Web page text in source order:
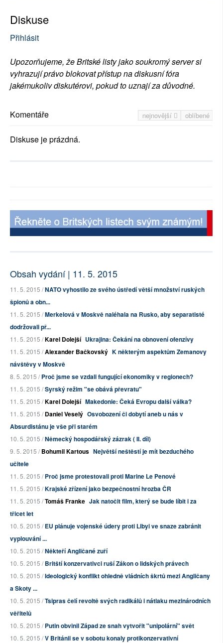
Diskuse
Přihlásit
Upozorňujeme, že Britské listy jako soukromý server si
vyhrazují právo blokovat přístup na diskusní fóra
jakémukoliv diskutérovi, pokud to uznají za důvodné.
nejnovější oblíbené
Komentáře
Diskuse je prázdná.
Obsah vydání | 11. 5. 2015
11. 5. 2015 /NATO vyhostilo ze svého ústředí větší množství ruských
špionů a obn...
11. 5. 2015 /Merkelová v Moskvě naléhala na Rusko, aby separatisté
dodržovali př...
11. 5. 2015 /Karel Dolejší Ukrajina: Čekání na obnovení ofenzívy
11. 5. 2015 /Alexander Bačkovský K některým aspektům Zemanovy
návštěvy v Moskvě
8. 5. 2015 /Proč jsme se vzdali fungující ekonomiky v regionech?
11. 5. 2015 /Syrský režim "se obává převratu"
11. 5. 2015 /Karel Dolejší Makedonie: Čeká Evropu další válka?
11. 5. 2015 /Daniel Veselý Osvobození či dobytí aneb u nás v
Absurdistánu je vše při starém
10. 5. 2015 /Německý hospodářský zázrak ( II. díl)
9. 5. 2015 /Bohumil Kartous Největší neštěstí je mít bezduchého
učitele
11. 5. 2015 /Proč jsme protestovali proti Marine Le Penové
11. 5. 2015 /Krajské zřízení jako bezpečnostní hrozba ČR
11. 5. 2015 /Tomáš Franke Jak natočit film, který se bude líbit i za
třicet let
10. 5. 2015 /EU plánuje vojenské údery proti Libyi ve snaze zabránit
vyplouvání ...
10. 5. 2015 /Někteří Angličané zuří
10. 5. 2015 /Britští konzervativci ruší Zákon o lidských právech
10. 5. 2015 /Ideologický konflikt ohledně vládních škrtů mezi Angličany
a Skoty ...
10. 5. 2015 /Tsipras čelí revoltě svých radikálů i nátlaku mezinárodních
věřitelů
10. 5. 2015 /Putin obvinil Západ ze snah vytvořit "unipolární" svět
10. 5. 2015 /V Británii se v sobotu konaly protikonzervativní